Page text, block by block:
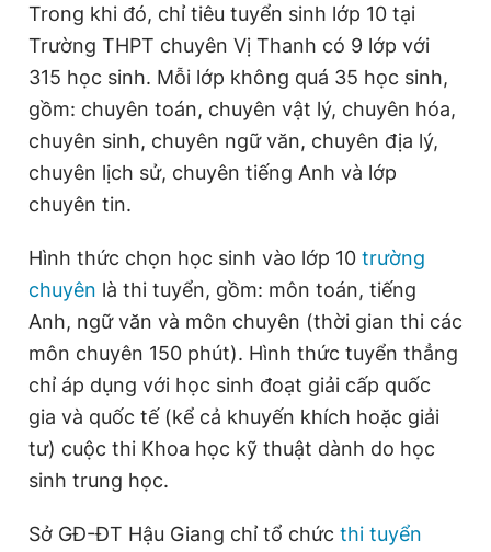
Trong khi đó, chỉ tiêu tuyển sinh lớp 10 tại
Trường THPT chuyên Vị Thanh có 9 lớp với
315 học sinh. Mỗi lớp không quá 35 học sinh,
gồm: chuyên toán, chuyên vật lý, chuyên hóa,
chuyên sinh, chuyên ngữ văn, chuyên địa lý,
chuyên lịch sử, chuyên tiếng Anh và lớp
chuyên tin.
Hình thức chọn học sinh vào lớp 10 trường
chuyên là thi tuyển, gồm: môn toán, tiếng
Anh, ngữ văn và môn chuyên (thời gian thi các
môn chuyên 150 phút). Hình thức tuyển thẳng
chỉ áp dụng với học sinh đoạt giải cấp quốc
gia và quốc tế (kể cả khuyến khích hoặc giải
tư) cuộc thi Khoa học kỹ thuật dành do học
sinh trung học.
Sở GĐ-ĐT Hậu Giang chỉ tổ chức thi tuyển